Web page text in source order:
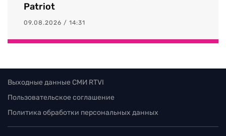
Patriot
09.08.2026 / 14:31
Выходные данные СМИ RTVI
Пользовательское соглашение
Политика обработки персональных данных